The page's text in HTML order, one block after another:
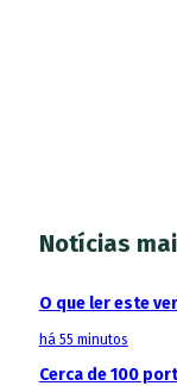
Notícias
O que ler este
há 55 minutos
Cerca de 100